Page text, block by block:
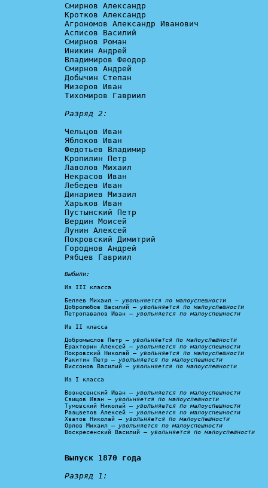
Смирнов Александр
Кротков Александр
Агрономов Александр Иванович
Асписов Василий
Смирнов Роман
Иникин Андрей
Владимиров Феодор
Смирнов Андрей
Добычин Степан
Мизеров Иван
Тихомиров Гавриил
Разряд 2:
Чельцов Иван
Яблоков Иван
Федотьев Владимир
Кропилин Петр
Лаволов Михаил
Некрасов Иван
Лебедев Иван
Динариев Мизаил
Харьков Иван
Пустынский Петр
Вердин Моисей
Лунин Алексей
Покровский Димитрий
Городнов Андрей
Рябцев Гавриил
Выбыли:
Из III класса
Беляев Михаил – увольняется по малоуспешности
Добролюбов Василий – увольняется по малоуспешности
Петропавалов Иван – увольняется по малоуспешности
Из II класса
Добромыслов Петр – увольняется по малоуспешности
Ерахторин Алексей – увольняется по малоуспешности
Покровский Николай – увольняется по малоуспешности
Ракитин Петр – увольняется по малоуспешности
Виссонов Василий – увольняется по малоуспешности
Из I класса
Вознесенский Иван – увольняется по малоуспешности
Свищов Иван – увольняется по малоуспешности
Тумовский Николай – увольняется по малоуспешности
Разцветов Алексей – увольняется по малоуспешности
Хватов Николай – увольняется по малоуспешности
Орлов Михаил – увольняется по малоуспешности
Воскресенский Василий – увольняется по малоуспешности
Выпуск 1870 года
Разряд 1: